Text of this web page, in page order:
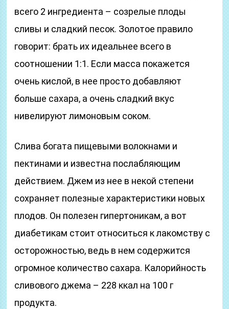
всего 2 ингредиента – созрелые плоды
сливы и сладкий песок. Золотое правило
говорит: брать их идеальнее всего в
соотношении 1:1. Если масса покажется
очень кислой, в нее просто добавляют
больше сахара, а очень сладкий вкус
нивелируют лимоновым соком.
Слива богата пищевыми волокнами и
пектинами и известна послабляющим
действием. Джем из нее в некой степени
сохраняет полезные характеристики новых
плодов. Он полезен гипертоникам, а вот
диабетикам стоит относиться к лакомству с
осторожностью, ведь в нем содержится
огромное количество сахара. Калорийность
сливового джема – 228 ккал на 100 г
продукта.